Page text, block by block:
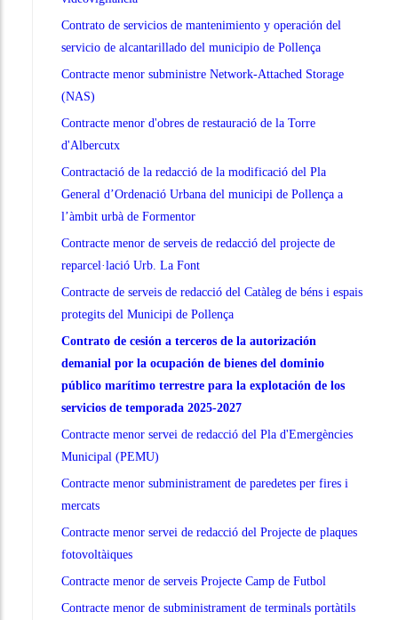
Contrato de servicios de mantenimiento y operación del
servicio de alcantarillado del municipio de Pollença
Contracte menor subministre Network-Attached Storage
(NAS)
Contracte menor d'obres de restauració de la Torre
d'Albercutx
Contractació de la redacció de la modificació del Pla
General d’Ordenació Urbana del municipi de Pollença a
l’àmbit urbà de Formentor
Contracte menor de serveis de redacció del projecte de
reparcel·lació Urb. La Font
Contracte de serveis de redacció del Catàleg de béns i espais
protegits del Municipi de Pollença
Contrato de cesión a terceros de la autorización
demanial por la ocupación de bienes del dominio
público marítimo terrestre para la explotación de los
servicios de temporada 2025-2027
Contracte menor servei de redacció del Pla d'Emergències
Municipal (PEMU)
Contracte menor subministrament de paredetes per fires i
mercats
Contracte menor servei de redacció del Projecte de plaques
fotovoltàiques
Contracte menor de serveis Projecte Camp de Futbol
Contracte menor de subministrament de terminals portàtils